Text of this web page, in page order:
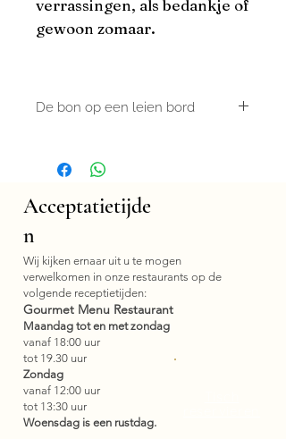
verrassingen, als bedankje of
gewoon zomaar.
De bon op een leien bord
en zelf afgeven of per e-mail
Wilt u de voucher liever ontvangen
dan een kort berichtje met uw adres
naar info@hotel-plein.com. Tegen
een meerprijs van € 5,- sturen wij u
de leisteen plaquette binnen circa
twee werkdagen toe. U kunt de
plaquette ook, na afspraak, bij ons
afhalen.
Acceptatietijde
n
Wij kijken ernaar uit u te mogen
verwelkomen in onze restaurants op de
volgende receptietijden:
Gourmet Menu Restaurant
Maandag tot en met zondag
vanaf 18:00 uur
tot 19.30 uur
Zondag
vanaf 12:00 uur
tot 13:30 uur
Woensdag is een rustdag.